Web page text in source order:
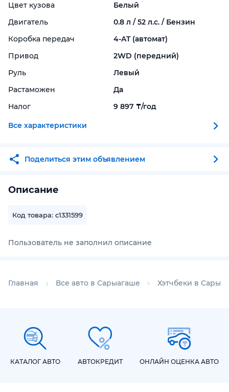
Цвет кузова
Белый
Двигатель
0.8 л / 52 л.с. / Бензин
Коробка передач
4-AT (автомат)
Привод
2WD (передний)
Руль
Левый
Растаможен
Да
Налог
9 897 ₸/год
Все характеристики
Поделиться этим объявлением
Описание
Код товара: c1331599
Пользователь не заполнил описание
Главная Все авто в Сарыагаше Хэтчбеки в
КАТАЛОГ АВТО АВТОКРЕДИТ ОНЛАЙН ОЦЕНКА АВТО